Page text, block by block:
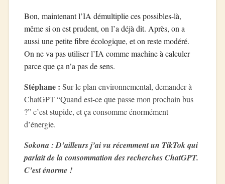
Bon, maintenant l’IA démultiplie ces possibles-là,
même si on est prudent, on l’a déjà dit. Après, on a
aussi une petite fibre écologique, et on reste modéré.
On ne va pas utiliser l’IA comme machine à calculer
parce que ça n’a pas de sens.
Stéphane : Sur le plan environnemental, demander à
ChatGPT “Quand est-ce que passe mon prochain bus
?” c’est stupide, et ça consomme énormément
d’énergie.
Sokona : D’ailleurs j’ai vu récemment un TikTok qui
parlait de la consommation des recherches ChatGPT.
C’est énorme !